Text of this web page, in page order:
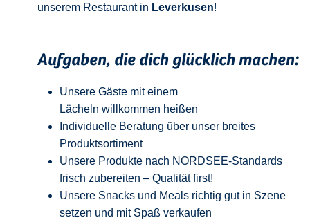
unserem Restaurant in Leverkusen!
Aufgaben, die dich glücklich machen:
Unsere Gäste mit einem
Lächeln willkommen heißen
Individuelle Beratung über unser breites
Produktsortiment
Unsere Produkte nach NORDSEE-Standards
frisch zubereiten – Qualität first!
Unsere Snacks und Meals richtig gut in Szene
setzen und mit Spaß verkaufen